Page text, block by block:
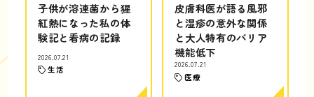
子供が溶連菌から猩
紅熱になった私の体
験記と看病の記録
2026.07.21
生活
皮膚科医が語る風邪
と湿疹の意外な関係
と大人特有のバリア
機能低下
2026.07.21
医療